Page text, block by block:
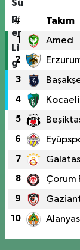
# Takım
1 Amed
2
3
4
5
6
7
8 Çorum
9
10